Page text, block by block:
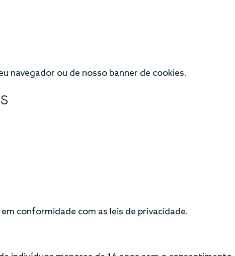
navegador ou de nosso banner de cookies.
conformidade com as leis de privacidade.